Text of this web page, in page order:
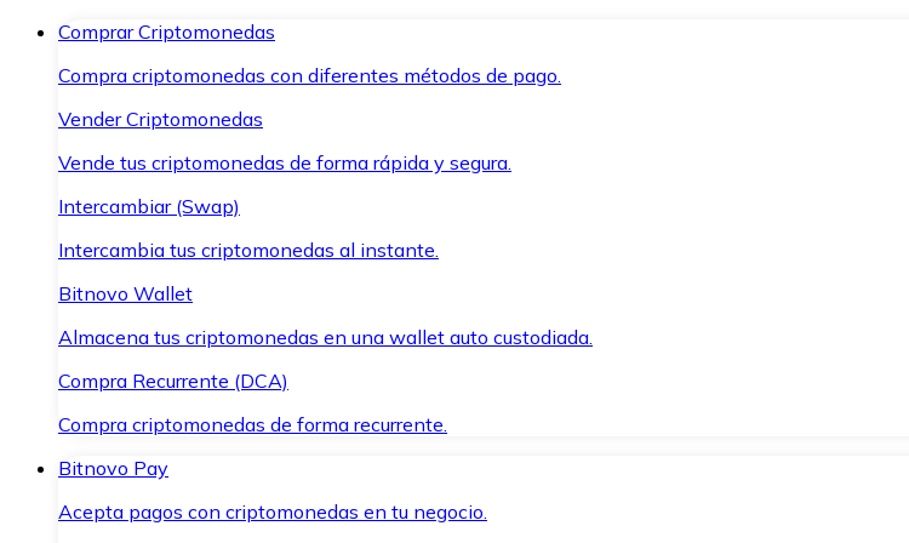
Comprar Criptomonedas
Compra criptomonedas con diferentes métodos de pago.
Vender Criptomonedas
Vende tus criptomonedas de forma rápida y segura.
Intercambiar (Swap)
Intercambia tus criptomonedas al instante.
Bitnovo Wallet
Almacena tus criptomonedas en una wallet auto custodiada.
Compra Recurrente (DCA)
Compra criptomonedas de forma recurrente.
Bitnovo Pay
Acepta pagos con criptomonedas en tu negocio.